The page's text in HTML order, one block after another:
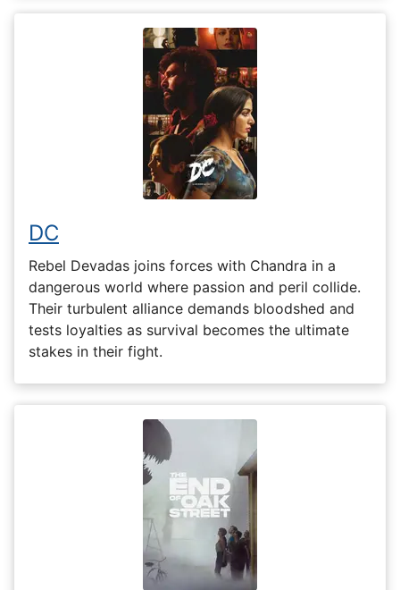
DC
Rebel Devadas joins forces with Chandra in a
dangerous world where passion and peril collide.
Their turbulent alliance demands bloodshed and
tests loyalties as survival becomes the ultimate
stakes in their fight.